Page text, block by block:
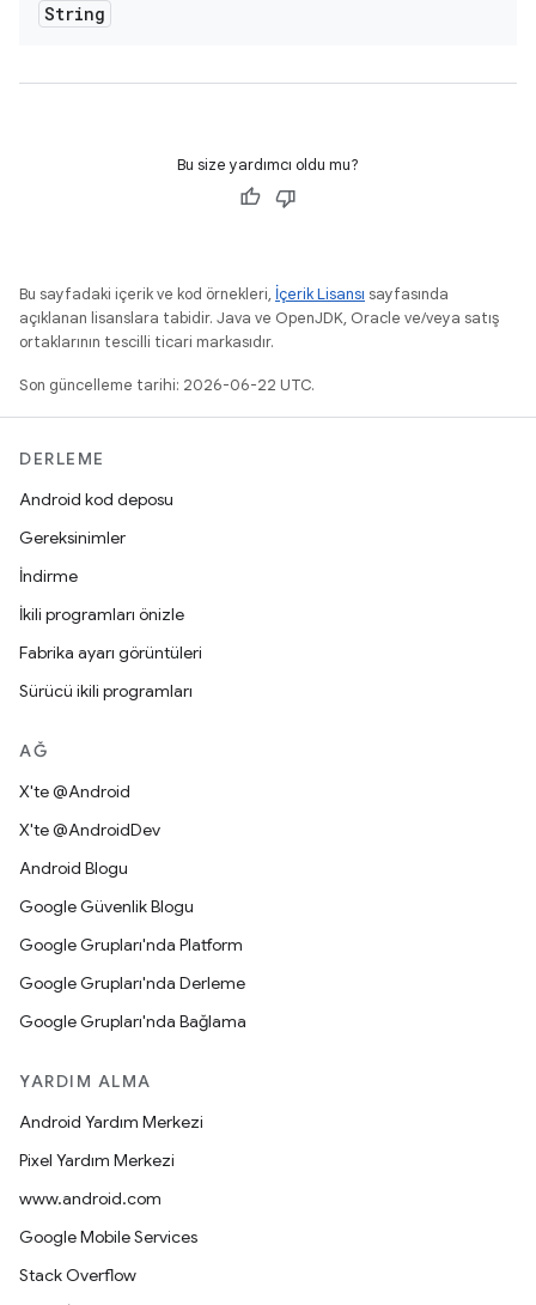
String
Bu size yardımcı oldu mu?
Bu sayfadaki içerik ve kod örnekleri, İçerik Lisansı sayfasında
açıklanan lisanslara tabidir. Java ve OpenJDK, Oracle ve/veya satış
ortaklarının tescilli ticari markasıdır.
Son güncelleme tarihi: 2026-06-22 UTC.
DERLEME
Android kod deposu
Gereksinimler
İndirme
İkili programları önizle
Fabrika ayarı görüntüleri
Sürücü ikili programları
AĞ
X'te @Android
X'te @AndroidDev
Android Blogu
Google Güvenlik Blogu
Google Grupları'nda Platform
Google Grupları'nda Derleme
Google Grupları'nda Bağlama
YARDIM ALMA
Android Yardım Merkezi
Pixel Yardım Merkezi
www.android.com
Google Mobile Services
Stack Overflow